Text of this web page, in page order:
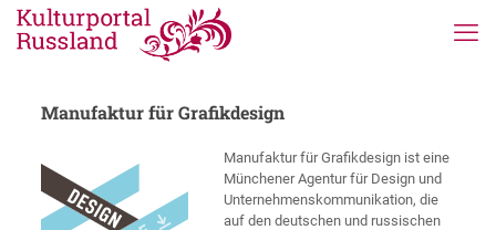
Manufaktur für Grafikdesign
Manufaktur für Grafikdesign ist eine
Münchener Agentur für Design und
Unternehmenskommunikation, die
auf den deutschen und russischen